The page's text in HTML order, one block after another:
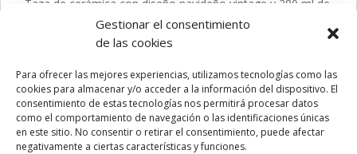
Gestionar el consentimiento
de las cookies
Para ofrecer las mejores experiencias, utilizamos tecnologías como las
cookies para almacenar y/o acceder a la información del dispositivo. El
consentimiento de estas tecnologías nos permitirá procesar datos
como el comportamiento de navegación o las identificaciones únicas
en este sitio. No consentir o retirar el consentimiento, puede afectar
negativamente a ciertas características y funciones.
Taza de cerámica con diseño navideño vintage y 280 ml de
capacidad. Con área de marcaje especial en el frontal.
Presentada en atractiva caja individual kraft.
PRODUCTOS RELACIONADOS